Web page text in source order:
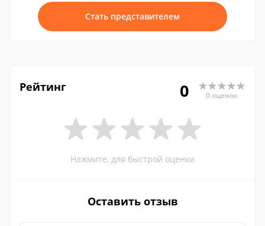
Стать представителем
Рейтинг 0 0 оценок
Нажмите, для быстрой оценки
Оставить отзыв